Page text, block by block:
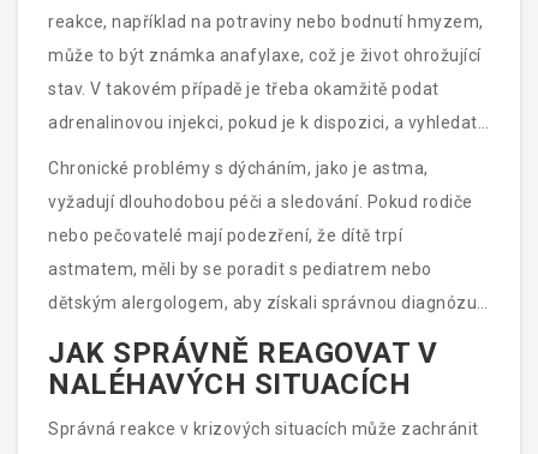
reakce, například na potraviny nebo bodnutí hmyzem,
může to být známka anafylaxe, což je život ohrožující
stav. V takovém případě je třeba okamžitě podat
adrenalinovou injekci, pokud je k dispozici, a vyhledat
lékařskou pomoc.
Chronické problémy s dýcháním, jako je astma,
vyžadují dlouhodobou péči a sledování. Pokud rodiče
nebo pečovatelé mají podezření, že dítě trpí
astmatem, měli by se poradit s pediatrem nebo
dětským alergologem, aby získali správnou diagnózu
a léčbu. Správné užívání inhalátorů a jiných léků může
výrazně zlepšit kvalitu života dítěte.
JAK SPRÁVNĚ REAGOVAT V
NALÉHAVÝCH SITUACÍCH
Správná reakce v krizových situacích může zachránit